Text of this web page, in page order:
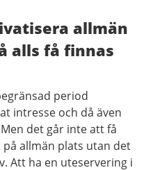
allmän
alls få finnas
period
intresse och då även
det går inte att få
allmän plats utan det
Att ha en uteservering i